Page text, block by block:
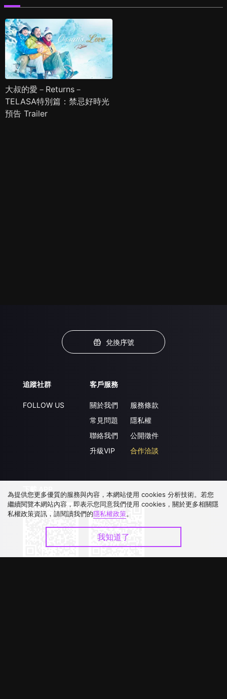
大叔的愛－Returns－
TELASA特別篇：禁忌好時光
預告 Trailer
兌換序號
追蹤社群
FOLLOW US
客戶服務
關於我們
常見問題
聯絡我們
升級VIP
服務條款
隱私權
公開徵件
合作洽談
為提供您更多優質的服務與內容，本網站使用 cookies 分析技術。若您
繼續閱覽本網站內容，即表示您同意我們使用 cookies，關於更多相關隱
私權政策資訊，請閱讀我們的隱私權政策。
我知道了